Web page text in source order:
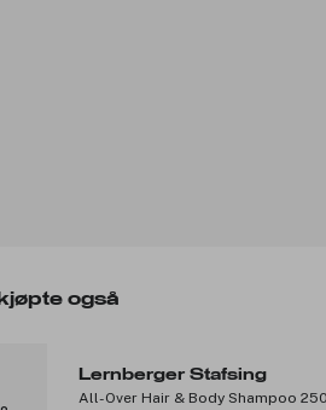
også
Lernberger Stafsing
All-Over Hair & Body Shampoo